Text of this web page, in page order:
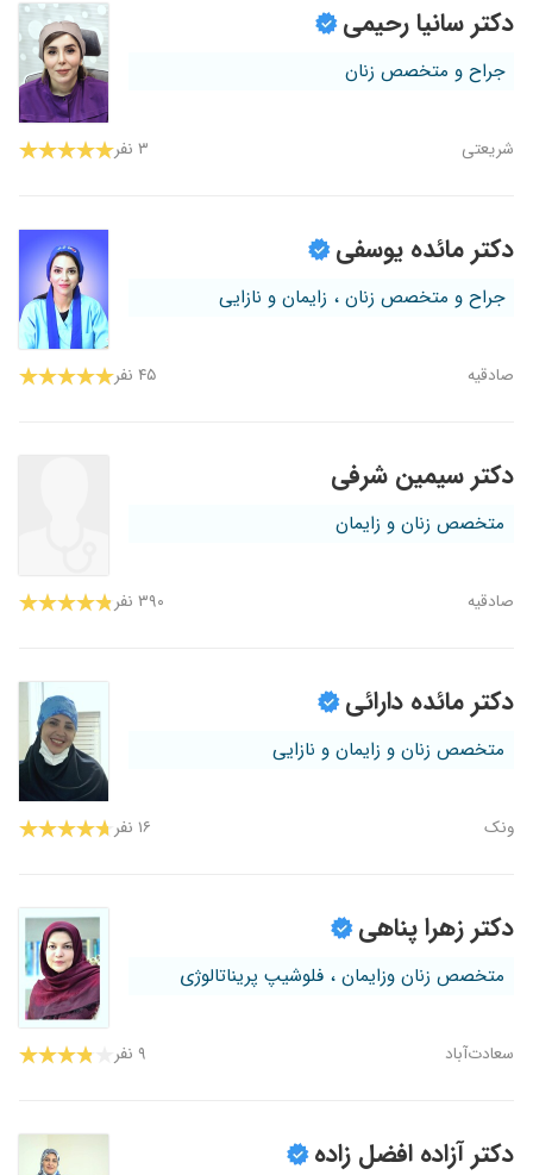
دکتر سانیا رحیمی
جراح و متخصص زنان
شریعتی ۳ نفر
دکتر مائده یوسفی
جراح و متخصص زنان ، زایمان و نازایی
صادقیه ۴۵ نفر
دکتر سیمین شرفی
متخصص زنان و زایمان
صادقیه ۳۹۰ نفر
دکتر مائده دارائی
متخصص زنان و زایمان و نازایی
ونک ۱۶ نفر
دکتر زهرا پناهی
متخصص زنان وزایمان ، فلوشیپ پریناتالوژی
سعادت‌آباد ۹ نفر
دکتر آزاده افضل زاده